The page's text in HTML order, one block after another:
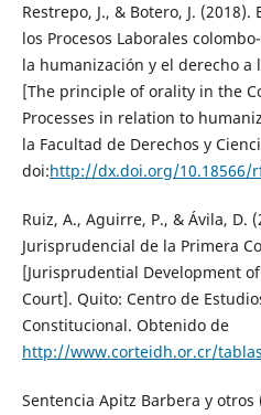
Restrepo, J., & Botero, J.
los Procesos Laborales
la humanización y el derecho
[The principle of orality in the
Processes in relation to
la Facultad de Derechos y
doi:http://dx.doi.org/10.18566/
Ruiz, A., Aguirre, P., & Ávila, D.
Jurisprudencial de la Primera
[Jurisprudential Development
Court]. Quito: Centro de
Constitucional. Obtenido de
http://www.corteidh.or.cr/
Sentencia Apitz Barbera y